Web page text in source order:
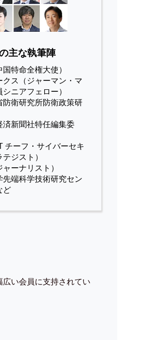
主な執筆陣
特命全権大使）
クス（ジャーマン・マ
ニアフェロー）
防衛研究所防衛政策研
済新聞社特任編集委
チーフ・サイバーセキ
ジスト）
ーナリスト）
端科学技術研究セン
ど
い会員に支持されてい